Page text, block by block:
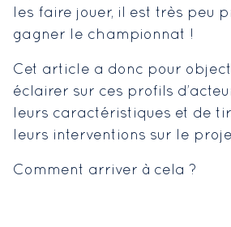
les faire jouer, il est très peu
gagner le championnat !
Cet article a donc pour
éclairer sur ces profils
leurs caractéristiques et de
leurs interventions sur le
Comment arriver à cela ?